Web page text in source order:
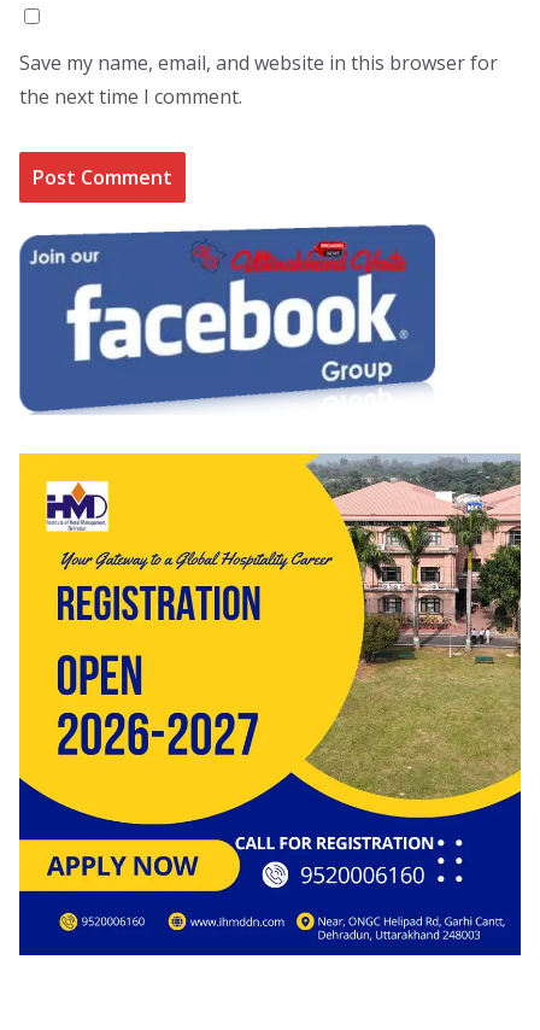
Save my name, email, and website in this browser for
the next time I comment.